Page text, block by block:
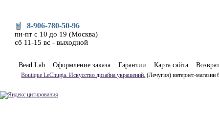
8-906-780-50-96
пн-пт с 10 до 19 (Москва)
сб 11-15 вс - выходной
Bead Lab Оформление заказа Гарантии Карта сайта Возврат
Boutique LeChugia. Искусство дизайна украшений. (Лечугия) интернет-